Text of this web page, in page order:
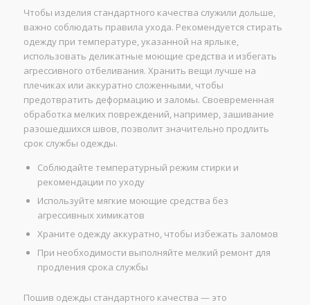
Чтобы изделия стандартного качества служили дольше,
важно соблюдать правила ухода. Рекомендуется стирать
одежду при температуре, указанной на ярлыке,
использовать деликатные моющие средства и избегать
агрессивного отбеливания. Хранить вещи лучше на
плечиках или аккуратно сложенными, чтобы
предотвратить деформацию и заломы. Своевременная
обработка мелких повреждений, например, зашивание
разошедшихся швов, позволит значительно продлить
срок службы одежды.
Соблюдайте температурный режим стирки и
рекомендации по уходу
Используйте мягкие моющие средства без
агрессивных химикатов
Храните одежду аккуратно, чтобы избежать заломов
При необходимости выполняйте мелкий ремонт для
продления срока службы
Пошив одежды стандартного качества — это